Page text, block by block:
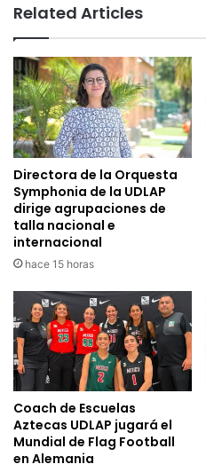
Related Articles
Directora de la Orquesta
Symphonia de la UDLAP
dirige agrupaciones de
talla nacional e
internacional
hace 15 horas
Coach de Escuelas
Aztecas UDLAP jugará el
Mundial de Flag Football
en Alemania